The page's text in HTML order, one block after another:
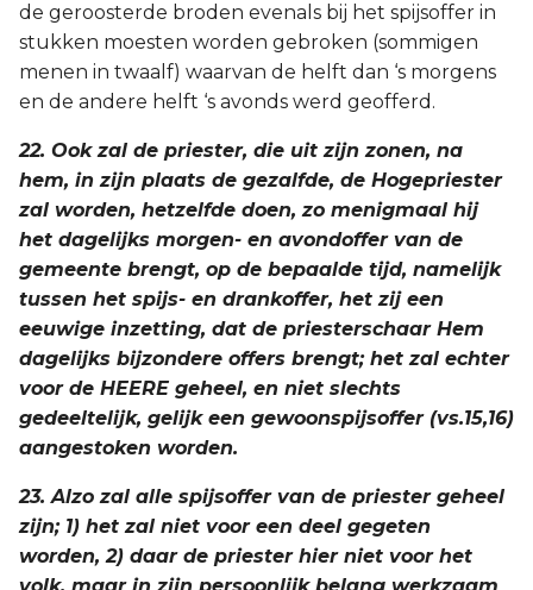
de geroosterde broden evenals bij het spijsoffer in
stukken moesten worden gebroken (sommigen
menen in twaalf) waarvan de helft dan ‘s morgens
en de andere helft ‘s avonds werd geofferd.
22. Ook zal de priester, die uit zijn zonen, na
hem, in zijn plaats de gezalfde, de Hogepriester
zal worden, hetzelfde doen, zo menigmaal hij
het dagelijks morgen- en avondoffer van de
gemeente brengt, op de bepaalde tijd, namelijk
tussen het spijs- en drankoffer, het zij een
eeuwige inzetting, dat de priesterschaar Hem
dagelijks bijzondere offers brengt; het zal echter
voor de HEERE geheel, en niet slechts
gedeeltelijk, gelijk een gewoonspijsoffer (vs.15,16)
aangestoken worden.
23. Alzo zal alle spijsoffer van de priester geheel
zijn; 1) het zal niet voor een deel gegeten
worden, 2) daar de priester hier niet voor het